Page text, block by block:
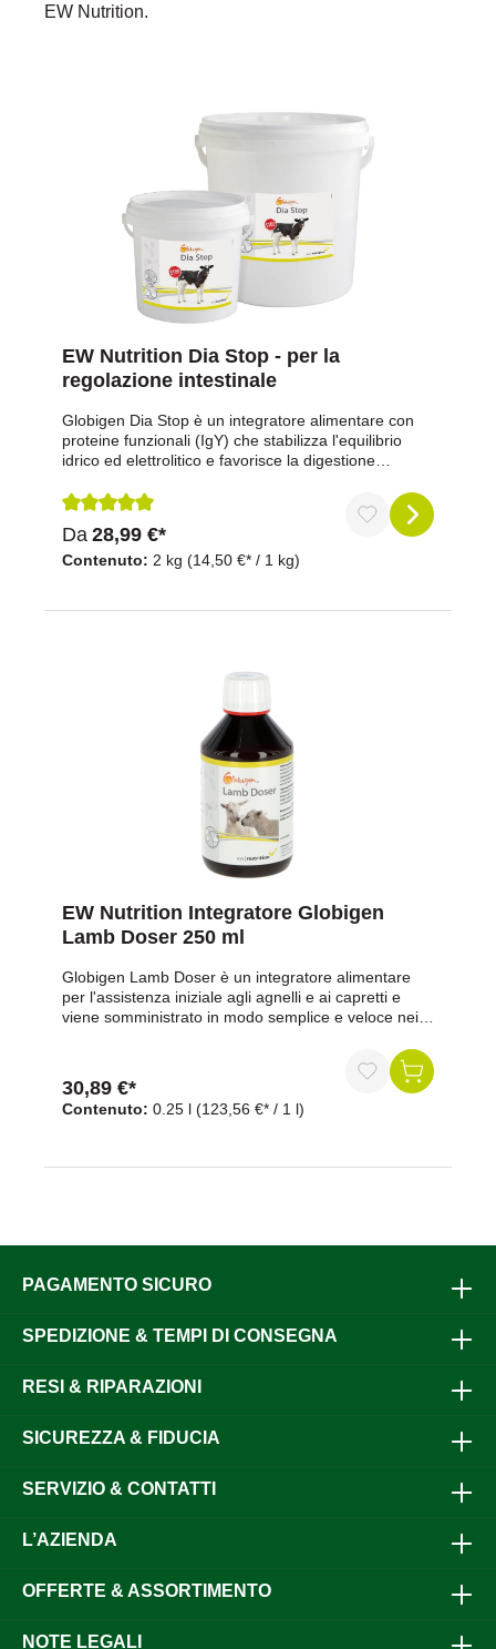
EW Nutrition.
EW Nutrition Dia Stop - per la
regolazione intestinale
Globigen Dia Stop è un integratore alimentare con
proteine funzionali (IgY) che stabilizza l'equilibrio
idrico ed elettrolitico e favorisce la digestione
principalmente elettroliti e carboidrati facilmente
digeribili.Proprietà:apporto di immunoglobuline
naturali dell'uovofavorisce la salute
intestinalemigliora l'aumento di pesopuò essere
1,20%Fibre grezze: 0,50%Ceneri grezze:
11,60%Additivi nutrizionali per kg:Vitamina A (E672)
200.000 U.I.Vitamina D (E671) 20.000 U.I.Vitamina E
2.000 mg25 g in 1 l di acqua/latte 1 volta al giorno50
g in 2 l di acqua/latte 1 volta al giorno nei casi acuti
Recensione media di 5 su 5 stelle
Contenuto: 2 kg (14,50 €* / 1 kg)
Da 28,99 €*
EW Nutrition Integratore Globigen
Lamb Doser 250 ml
Globigen Lamb Doser è un integratore alimentare
per l'assistenza iniziale agli agnelli e ai capretti e
viene somministrato in modo semplice e veloce nei
dotazione.Vantaggi in sintesi:Assistenza iniziale per
agnelli: somministrazione fin dalla nascitaCon
immunoglobuline naturali dell'uovo: per l'apporto
nutrizionale nei primi giorni di vitaSecondo il
per agnelli e caprettiContenuto: 250 ml per
flaconeContiene: immunoglobuline naturali
produttore):1ª somministrazione: subito dopo la
somministrazione: 2° giorno: 1 dose al giorno per
animale3ª somministrazione: 3° giorno: 1 dose al
antibiotico: 1 erogazione per animale al giorno per 3
integratore alimentare sviluppato appositamente per
produttore, il prodotto fornisce immunoglobuline
importante. Il dosatore integrato consente una
dopo la nascita e nei giorni successivi. Con un
Contenuto: 0.25 l (123,56 €* / 1 l)
30,89 €*
PAGAMENTO SICURO
SPEDIZIONE & TEMPI DI CONSEGNA
RESI & RIPARAZIONI
SICUREZZA & FIDUCIA
SERVIZIO & CONTATTI
L’AZIENDA
OFFERTE & ASSORTIMENTO
NOTE LEGALI